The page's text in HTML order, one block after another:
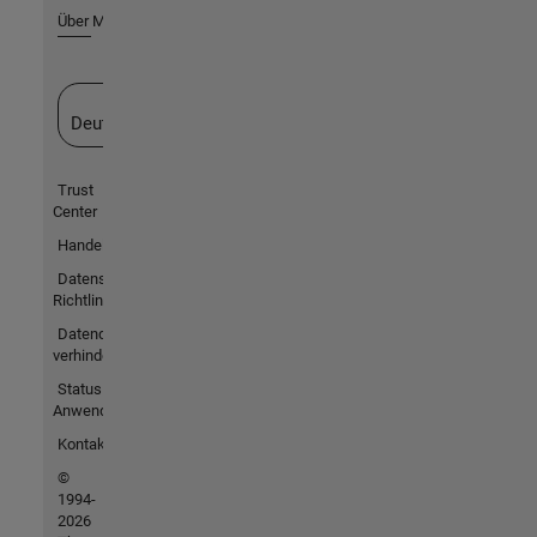
Über MathWorks
Deutschland
Trust
Center
Handelsmarken
Datenschutz-
Richtlinien
Datendiebstahl
verhindern
Status von
Anwendungen
Kontakt
©
1994-
2026